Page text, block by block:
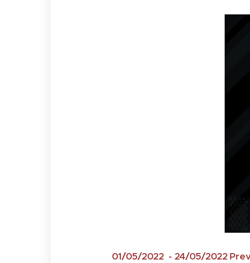
01/05/2022 - 24/05/2022